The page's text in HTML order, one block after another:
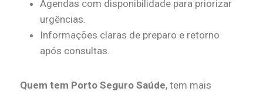
Agendas com disponibilidade para priorizar
urgências.
Informações claras de preparo e retorno
após consultas.
Quem tem Porto Seguro Saúde, tem mais